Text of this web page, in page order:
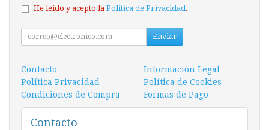
He leído y acepto la Política de Privacidad.
Enviar
Contacto
Información Legal
Política Privacidad
Política de Cookies
Condiciones de Compra
Formas de Pago
Contacto